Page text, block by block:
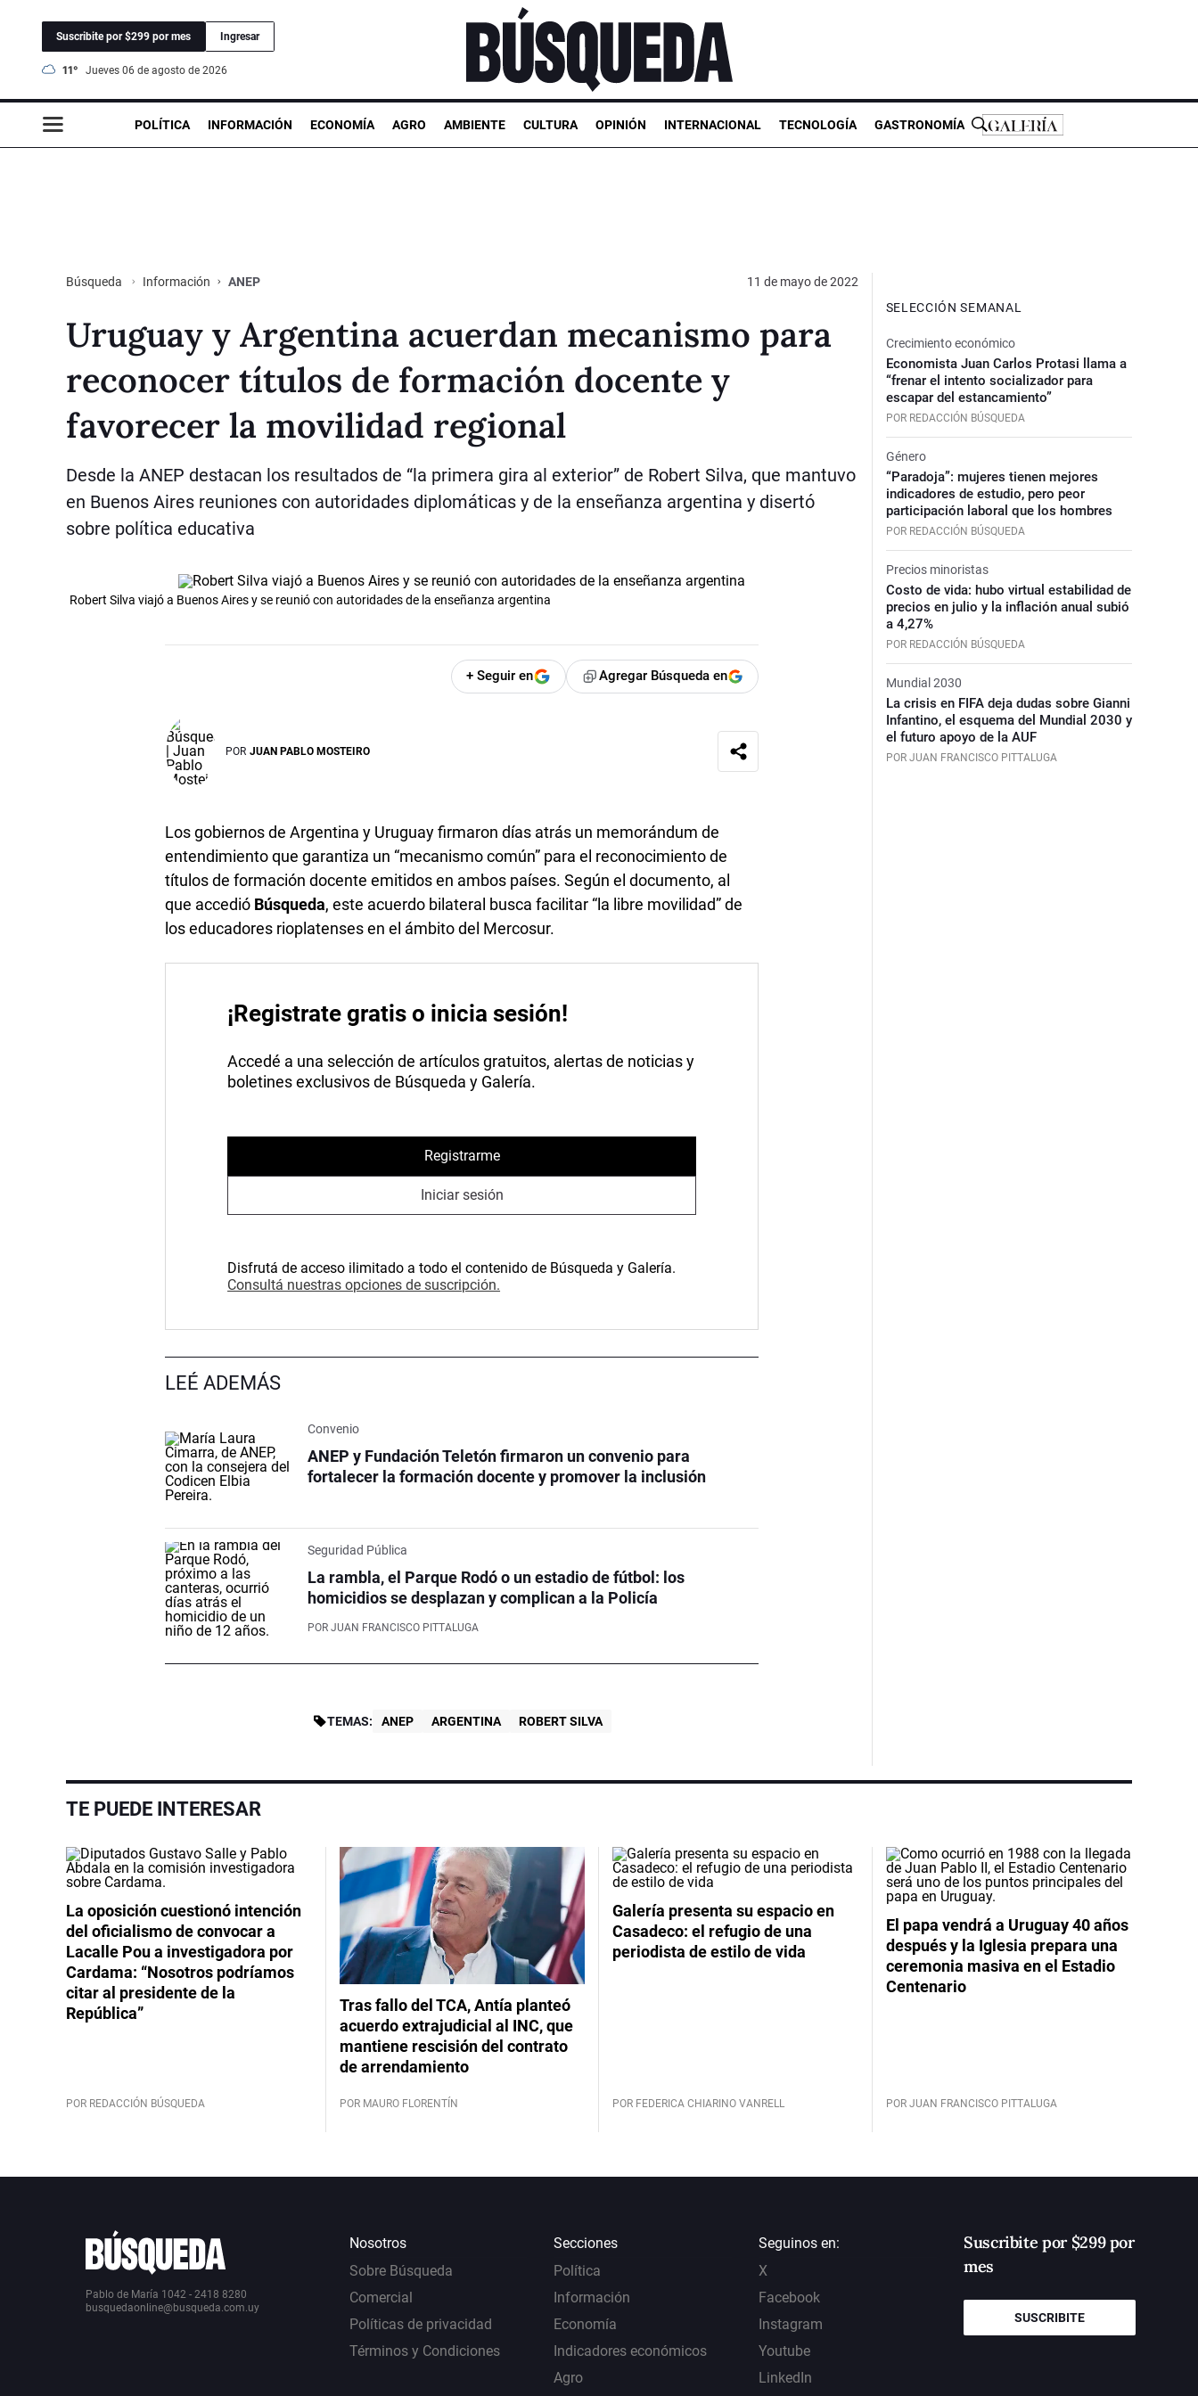
Suscribite por $299 por mes Ingresar
11° jueves 06 de agosto de 2026
POLÍTICA INFORMACIÓN ECONOMÍA AGRO AMBIENTE CULTURA OPINIÓN INTERNACIONAL TECNOLOGÍA GASTRONOMÍA
Búsqueda Información ANEP 11 de mayo de 2022
Uruguay y Argentina acuerdan mecanismo para
reconocer títulos de formación docente y
favorecer la movilidad regional
Desde la ANEP destacan los resultados de “la primera gira al exterior” de Robert Silva, que mantuvo
en Buenos Aires reuniones con autoridades diplomáticas y de la enseñanza argentina y disertó
sobre política educativa
Robert Silva viajó a Buenos Aires y se reunió con autoridades de la enseñanza argentina
+ Seguir en Agregar Búsqueda en
POR JUAN PABLO MOSTEIRO
Los gobiernos de Argentina y Uruguay firmaron días atrás un memorándum de
entendimiento que garantiza un “mecanismo común” para el reconocimiento de
títulos de formación docente emitidos en ambos países. Según el documento, al
que accedió Búsqueda, este acuerdo bilateral busca facilitar “la libre movilidad” de
los educadores rioplatenses en el ámbito del Mercosur.
¡Registrate gratis o inicia sesión!
Accedé a una selección de artículos gratuitos, alertas de noticias y
boletines exclusivos de Búsqueda y Galería.
Registrarme
Iniciar sesión
Disfrutá de acceso ilimitado a todo el contenido de Búsqueda y Galería.
Consultá nuestras opciones de suscripción.
LEÉ ADEMÁS
Convenio
ANEP y Fundación Teletón firmaron un convenio para
fortalecer la formación docente y promover la inclusión
Seguridad Pública
La rambla, el Parque Rodó o un estadio de fútbol: los
homicidios se desplazan y complican a la Policía
POR JUAN FRANCISCO PITTALUGA
TEMAS: ANEP ARGENTINA ROBERT SILVA
SELECCIÓN SEMANAL
Crecimiento económico
Economista Juan Carlos Protasi llama a
“frenar el intento socializador para
escapar del estancamiento”
POR REDACCIÓN BÚSQUEDA
Género
“Paradoja”: mujeres tienen mejores
indicadores de estudio, pero peor
participación laboral que los hombres
POR REDACCIÓN BÚSQUEDA
Precios minoristas
Costo de vida: hubo virtual estabilidad de
precios en julio y la inflación anual subió
a 4,27%
POR REDACCIÓN BÚSQUEDA
Mundial 2030
La crisis en FIFA deja dudas sobre Gianni
Infantino, el esquema del Mundial 2030 y
el futuro apoyo de la AUF
POR JUAN FRANCISCO PITTALUGA
TE PUEDE INTERESAR
La oposición cuestionó intención
del oficialismo de convocar a
Lacalle Pou a investigadora por
Cardama: “Nosotros podríamos
citar al presidente de la
República”
POR REDACCIÓN BÚSQUEDA
Tras fallo del TCA, Antía planteó
acuerdo extrajudicial al INC, que
mantiene rescisión del contrato
de arrendamiento
POR MAURO FLORENTÍN
Galería presenta su espacio en
Casadeco: el refugio de una
periodista de estilo de vida
POR FEDERICA CHIARINO VANRELL
El papa vendrá a Uruguay 40 años
después y la Iglesia prepara una
ceremonia masiva en el Estadio
Centenario
POR JUAN FRANCISCO PITTALUGA
Pablo de María 1042 - 2418 8280
busquedaonline@busqueda.com.uy
Nosotros
Sobre Búsqueda
Comercial
Políticas de privacidad
Términos y Condiciones
Secciones
Política
Información
Economía
Indicadores económicos
Agro
Seguinos en:
X
Facebook
Instagram
Youtube
LinkedIn
Suscribite por $299 por
mes
SUSCRIBITE